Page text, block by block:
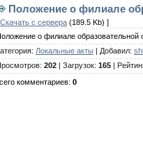
Положение о филиале
Скачать с сервера (189.5 Kb) ]
о филиале образовательной
: Локальные акты Добавил:
: 202 Загрузок: 165
комментариев: 0